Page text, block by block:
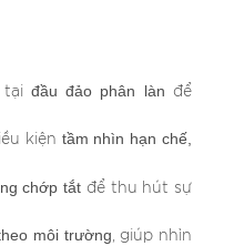
tạiđầu đảo phân làn để
kiện tầm nhìn hạn chế,
chớp tắt để thu hút sự
môi trường, giúp nhìn